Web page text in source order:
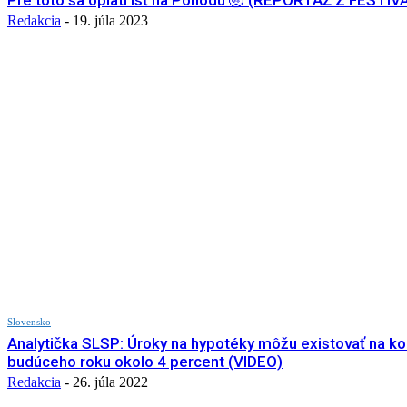
Redakcia - 19. júla 2023
Slovensko
Analytička SLSP: Úroky na hypotéky môžu existovať na
budúceho roku okolo 4 percent (VIDEO)
Redakcia - 26. júla 2022